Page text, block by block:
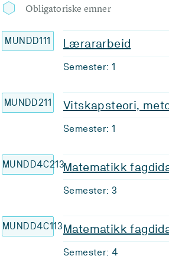
Obligatoriske emner
MUNDD111 Lærararbeid
Semester: 1
MUNDD211 Vitskapsteori,
Semester: 1
MUNDD4C213Matematikk
Semester: 3
MUNDD4C113Matematikk
Semester: 4